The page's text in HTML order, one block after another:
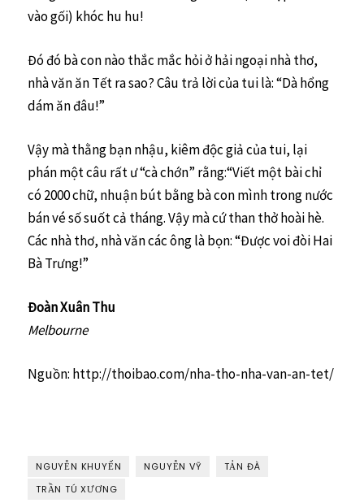
vào gối) khóc hu hu!
Đó đó bà con nào thắc mắc hỏi ở hải ngoại nhà thơ,
nhà văn ăn Tết ra sao? Câu trả lời của tui là: “Dà hổng
dám ăn đâu!”
Vậy mà thằng bạn nhậu, kiêm độc giả của tui, lại
phán một câu rất ư “cà chớn” rằng:“Viết một bài chỉ
có 2000 chữ, nhuận bút bằng bà con mình trong nước
bán vé số suốt cả tháng. Vậy mà cứ than thở hoài hè.
Các nhà thơ, nhà văn các ông là bọn: “Được voi đòi Hai
Bà Trưng!”
Đoàn Xuân Thu
Melbourne
Nguồn: http://thoibao.com/nha-tho-nha-van-an-tet/
NGUYỄN KHUYẾN NGUYỄN VỸ
TẢN ĐÀ
TRẦN TÚ XƯƠNG